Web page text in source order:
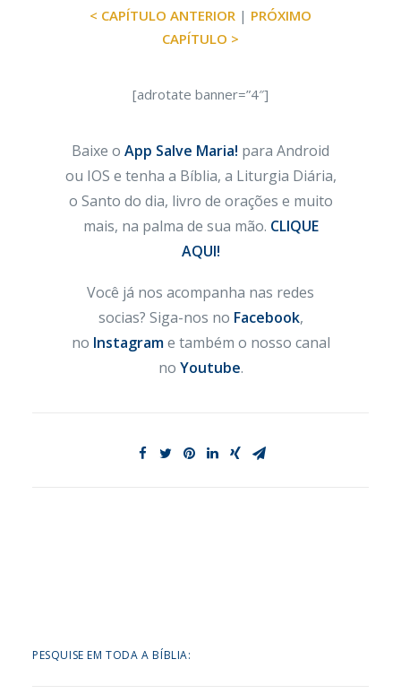
< CAPÍTULO ANTERIOR | PRÓXIMO
CAPÍTULO >
[adrotate banner=”4″]
Baixe o App Salve Maria! para Android
ou IOS e tenha a Bíblia, a Liturgia Diária,
o Santo do dia, livro de orações e muito
mais, na palma de sua mão. CLIQUE
AQUI!
Você já nos acompanha nas redes
socias? Siga-nos no Facebook,
no Instagrame também o nosso canal
no Youtube.
PESQUISE EM TODA A BÍBLIA: